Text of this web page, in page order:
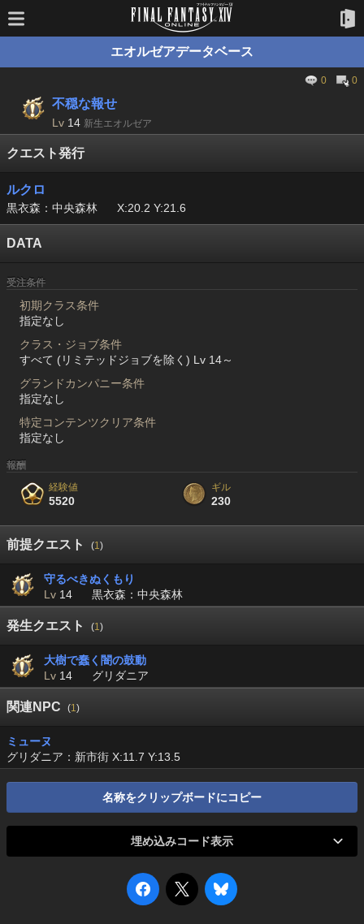
エオルゼアデータベース
0 0
不穏な報せ
Lv 14 新生エオルゼア
クエスト発行
ルクロ
黒衣森：中央森林 X:20.2 Y:21.6
DATA
受注条件
初期クラス条件
指定なし
クラス・ジョブ条件
すべて (リミテッドジョブを除く) Lv 14～
グランドカンパニー条件
指定なし
特定コンテンツクリア条件
指定なし
報酬
経験値
5520
ギル
230
前提クエスト (1)
守るべきぬくもり
Lv 14 黒衣森：中央森林
発生クエスト (1)
大樹で蠢く闇の鼓動
Lv 14 グリダニア
関連NPC (1)
ミューヌ
グリダニア：新市街 X:11.7 Y:13.5
名称をクリップボードにコピー
埋め込みコード表示